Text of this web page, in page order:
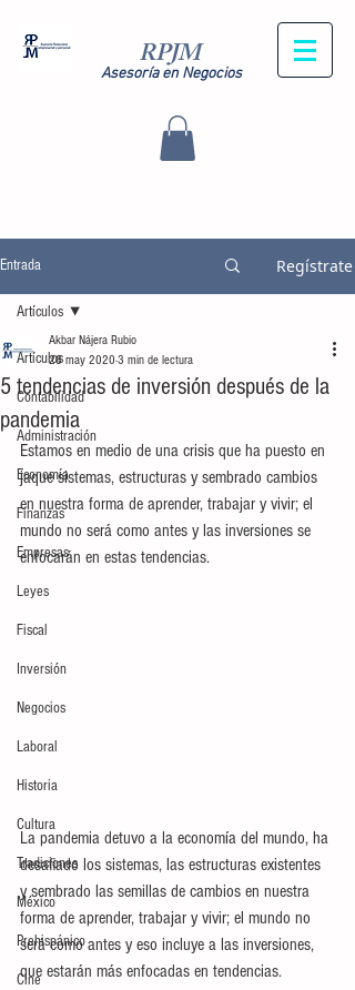
RPJM
Asesoría en Negocios
Entrada Regístrate
Artículos
Contabilidad
Administración
Economía
Finanzas
Empresas
Leyes
Fiscal
Inversión
Negocios
Laboral
Historia
Cultura
Tradiciones
México
Prehispánico
Cine
Artículos
5 tendencias de inversión después de la
pandemia
Akbar Nájera Rubio
28 may 2020 3 min de lectura
Estamos en medio de una crisis que ha puesto en
jaque sistemas, estructuras y sembrado cambios
en nuestra forma de aprender, trabajar y vivir; el
mundo no será como antes y las inversiones se
enfocarán en estas tendencias.
La pandemia detuvo a la economía del mundo, ha
desafiado los sistemas, las estructuras existentes
y sembrado las semillas de cambios en nuestra
forma de aprender, trabajar y vivir; el mundo no
será como antes y eso incluye a las inversiones,
que estarán más enfocadas en tendencias.